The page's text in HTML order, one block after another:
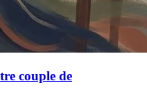
couple de